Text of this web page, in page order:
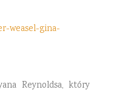
Reynoldsa, który